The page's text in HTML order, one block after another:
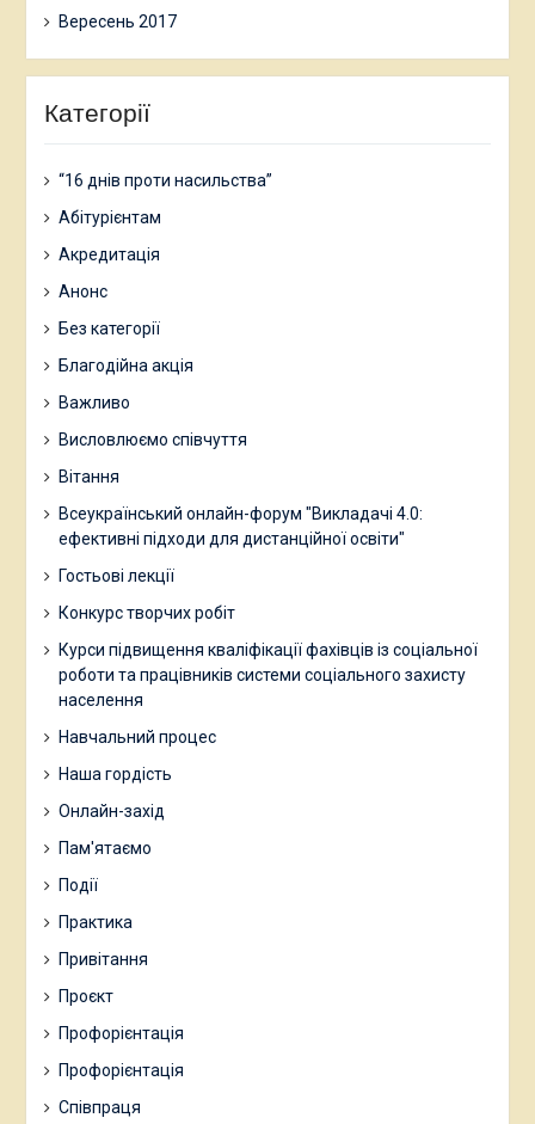
Вересень 2017
Категорії
“16 днів проти насильства”
Абітурієнтам
Акредитація
Анонс
Без категорії
Благодійна акція
Важливо
Висловлюємо співчуття
Вітання
Всеукраїнський онлайн-форум "Викладачі 4.0:
ефективні підходи для дистанційної освіти"
Гостьові лекції
Конкурс творчих робіт
Курси підвищення кваліфікації фахівців із соціальної
роботи та працівників системи соціального захисту
населення
Навчальний процес
Наша гордість
Онлайн-захід
Пам'ятаємо
Події
Практика
Привітання
Проєкт
Профорієнтація
Профорієнтація
Співпраця